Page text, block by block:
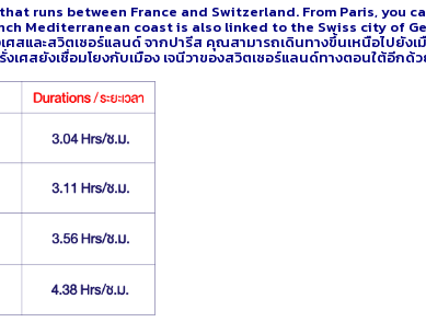
runs between France and Switzerland. From Paris, you
Mediterranean coast is also linked to the Swiss city of
ศสและสวิตเซอร์แลนด์ จากปารีส คุณสามารถเดินทางขึ้นเหนือไปยังเ
งเศสยังเชื่อมโยงกับเมือง เจนีวาของสวิตเซอร์แลนด์ทางตอนใต้อีกด้